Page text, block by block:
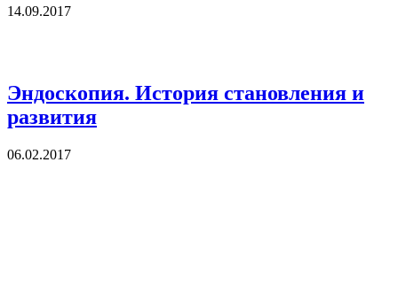
14.09.2017
Эндоскопия. История становления и
развития
06.02.2017